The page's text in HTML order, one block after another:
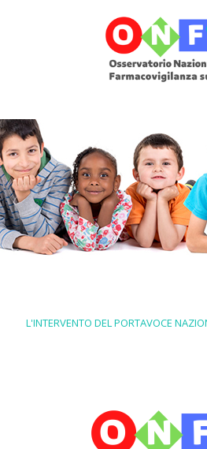
L'INTERVENTO DEL PORTAVOCE